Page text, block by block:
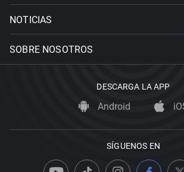
NOTICIAS
SOBRE NOSOTROS
DESCARGA LA APP
Android
SÍGUENOS EN